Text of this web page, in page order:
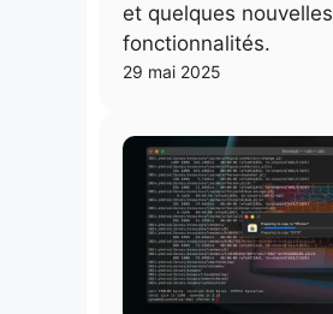
et quelques nouvelles
fonctionnalités.
29 mai 2025